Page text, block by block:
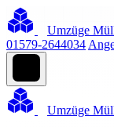
Umzüge
01579-2644034
Umzüge